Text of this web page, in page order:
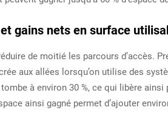
gains nets en surface
de moitié les parcours d’accès.
aux allées lorsqu’on utilise des
à environ 30 %, ce qui libère ainsi
ainsi gagné permet d’ajouter